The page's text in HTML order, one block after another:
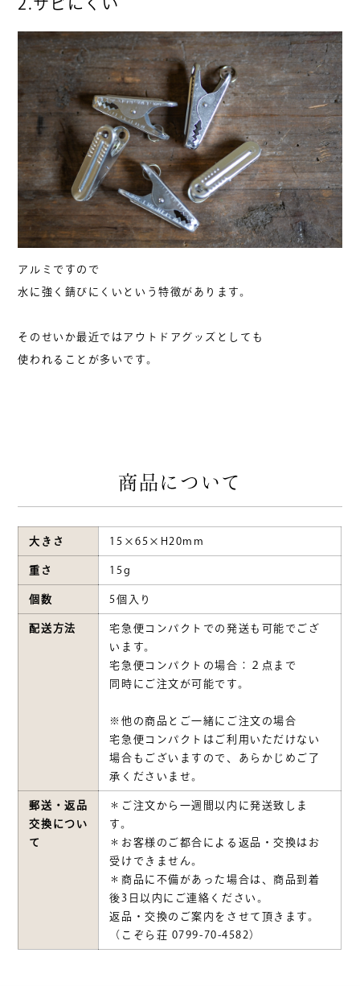
2.サビにくい
アルミですので
水に強く錆びにくいという特徴があります。
そのせいか最近ではアウトドアグッズとしても
使われることが多いです。
商品について
大きさ 15×65×H20mm
重さ 15g
個数 5個入り
配送方法
宅急便コンパクトでの発送も可能でござ
います。
宅急便コンパクトの場合：２点まで
同時にご注文が可能です。
※他の商品とご一緒にご注文の場合
宅急便コンパクトはご利用いただけない
場合もございますので、あらかじめご了
承くださいませ。
郵送・返品
交換につい
て
＊ご注文から一週間以内に発送致しま
す。
＊お客様のご都合による返品・交換はお
受けできません。
＊商品に不備があった場合は、商品到着
後3日以内にご連絡ください。
返品・交換のご案内をさせて頂きます。
（こぞら荘 0799-70-4582）